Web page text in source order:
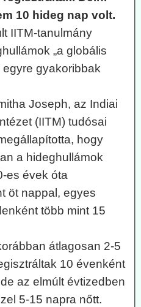
10 hideg nap volt.
IITM-tanulmány
„a globális
egyre gyakoribbak
Joseph, az Indiai
(IITM) tudósai
hogy
a hideghullámok
es évek óta
öt nappal, egyes
több mint 15
átlagosan 2-5
10 évenként
az elmúlt évtizedben
5-15 napra nőtt.